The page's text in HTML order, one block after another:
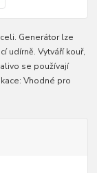
Generátor lze
udírně. Vytváří kouř,
se používají
Vhodné pro